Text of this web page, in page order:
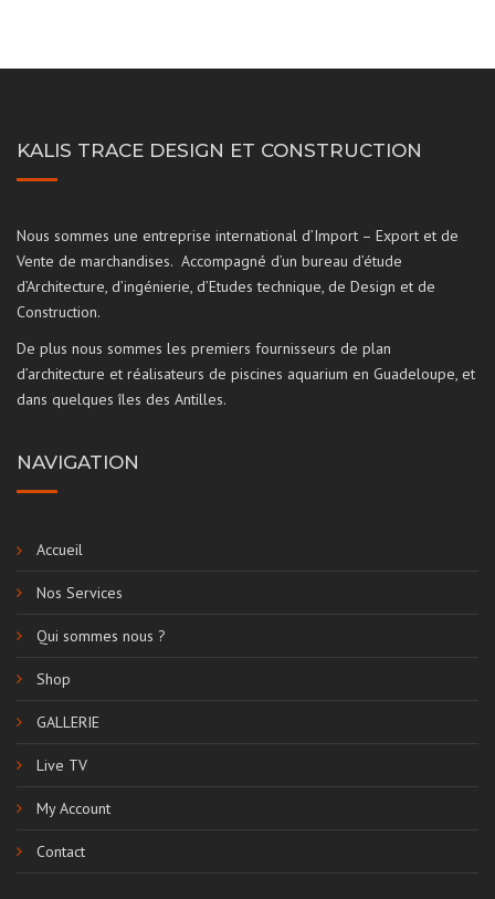
KALIS TRACE DESIGN ET CONSTRUCTION
Nous sommes une entreprise international d’Import – Export et de
Vente de marchandises. Accompagné d’un bureau d’étude
d’Architecture, d’ingénierie, d’Etudes technique, de Design et de
Construction.
De plus nous sommes les premiers fournisseurs de plan
d’architecture et réalisateurs de piscines aquarium en Guadeloupe, et
dans quelques îles des Antilles.
NAVIGATION
Accueil
Nos Services
Qui sommes nous ?
Shop
GALLERIE
Live TV
My Account
Contact